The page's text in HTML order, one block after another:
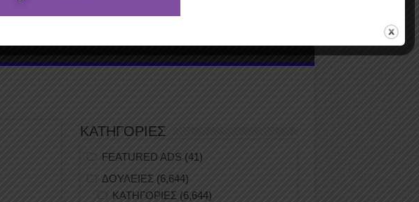
ΚΑΤΗΓΟΡΙΕΣ
FEATURED ADS (41)
ΔΟΥΛΕΙΕΣ (6,644)
ΚΑΤΗΓΟΡΙΕΣ (6,644)